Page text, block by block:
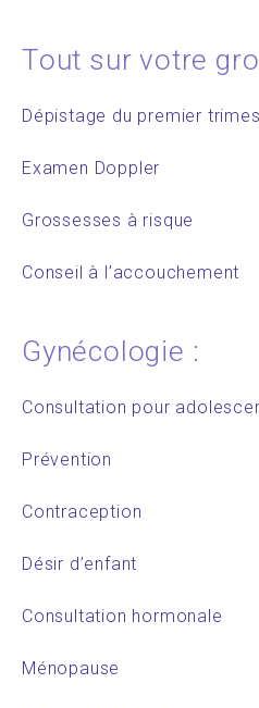
Tout sur votre
Dépistage du premier
Examen Doppler
Grossesses à risque
Conseil à l’accouchement
Gynécologie :
Consultation pour
Prévention
Contraception
Désir d’enfant
Consultation hormonale
Ménopause